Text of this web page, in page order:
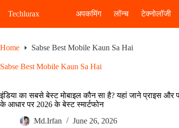
Techlurax अपकमिंग लॉन्च टेक्नोलॉजी
Home Sabse Best Mobile Kaun Sa Hai
Sabse Best Mobile Kaun Sa Hai
इंडिया का सबसे बेस्ट मोबाइल कौन सा है? यहां जाने प्राइस और
के आधार पर 2026 के बेस्ट स्मार्टफोन
Md.Irfan
June 26, 2026